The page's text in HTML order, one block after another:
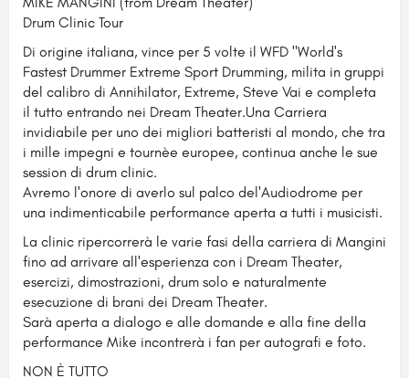
Drum Clinic Tour
Di origine italiana, vince per 5 volte il WFD "World's
Fastest Drummer Extreme Sport Drumming, milita in gruppi
del calibro di Annihilator, Extreme, Steve Vai e completa
il tutto entrando nei Dream Theater.Una Carriera
invidiabile per uno dei migliori batteristi al mondo, che tra
i mille impegni e tournèe europee, continua anche le sue
session di drum clinic.
Avremo l'onore di averlo sul palco del'Audiodrome per
una indimenticabile performance aperta a tutti i musicisti.
La clinic ripercorrerà le varie fasi della carriera di Mangini
fino ad arrivare all'esperienza con i Dream Theater,
esercizi, dimostrazioni, drum solo e naturalmente
esecuzione di brani dei Dream Theater.
Sarà aperta a dialogo e alle domande e alla fine della
performance Mike incontrerà i fan per autografi e foto.
NON È TUTTO